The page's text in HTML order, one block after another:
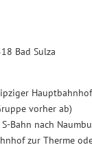
Bad Sulza
vorher ab)
Bahn nach
zur Therme